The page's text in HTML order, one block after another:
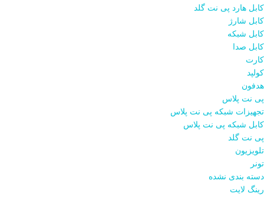
کابل هارد پی نت گلد
کابل شارژ
کابل شبکه
کابل صدا
کارت
کولپد
هدفون
پی نت پلاس
تجهیزات شبکه پی نت پلاس
کابل شبکه پی نت پلاس
پی نت گلد
تلویزیون
تونر
دسته بندی نشده
رینگ لایت